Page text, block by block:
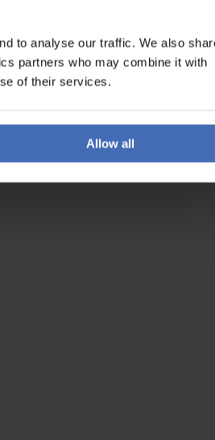
to analyse our traffic. We also
partners who may combine it with
of their services.
Allow all